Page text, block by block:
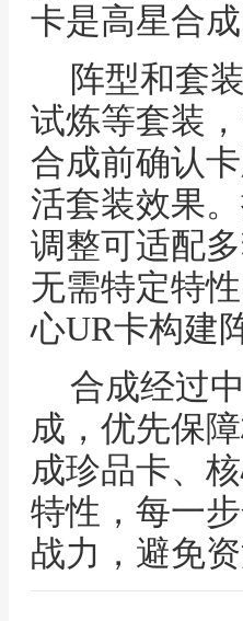
卡是高星合
阵型和套
试炼等套装
合成前确认
活套装效果
调整可适配
无需特定特
心UR卡构建
合成经过
成，优先保
成珍品卡、
特性，每一
战力，避免资